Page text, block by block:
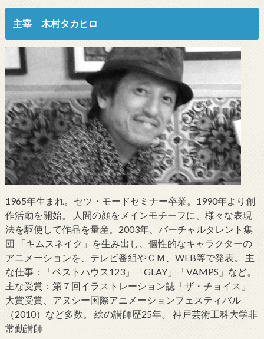
主宰 木村タカヒロ
1965年生まれ。セツ・モードセミナー卒業。1990年より創
作活動を開始。 人間の顔をメインモチーフに、様々な表現
法を駆使して作品を量産。2003年、バーチャルタレント集
団 「キムスネイク」を生み出し、個性的なキャラクターの
アニメーションを、テレビ番組やＣＭ、WEB等で発表。 主
な仕事：「ベストハウス123」「GLAY」「VAMPS」など。
主な受賞：第７回イラストレーション誌「ザ・チョイス」
大賞受賞、アヌシー国際アニメーションフェスティバル
（2010）など多数。 絵の講師歴25年。 神戸芸術工科大学非
常勤講師